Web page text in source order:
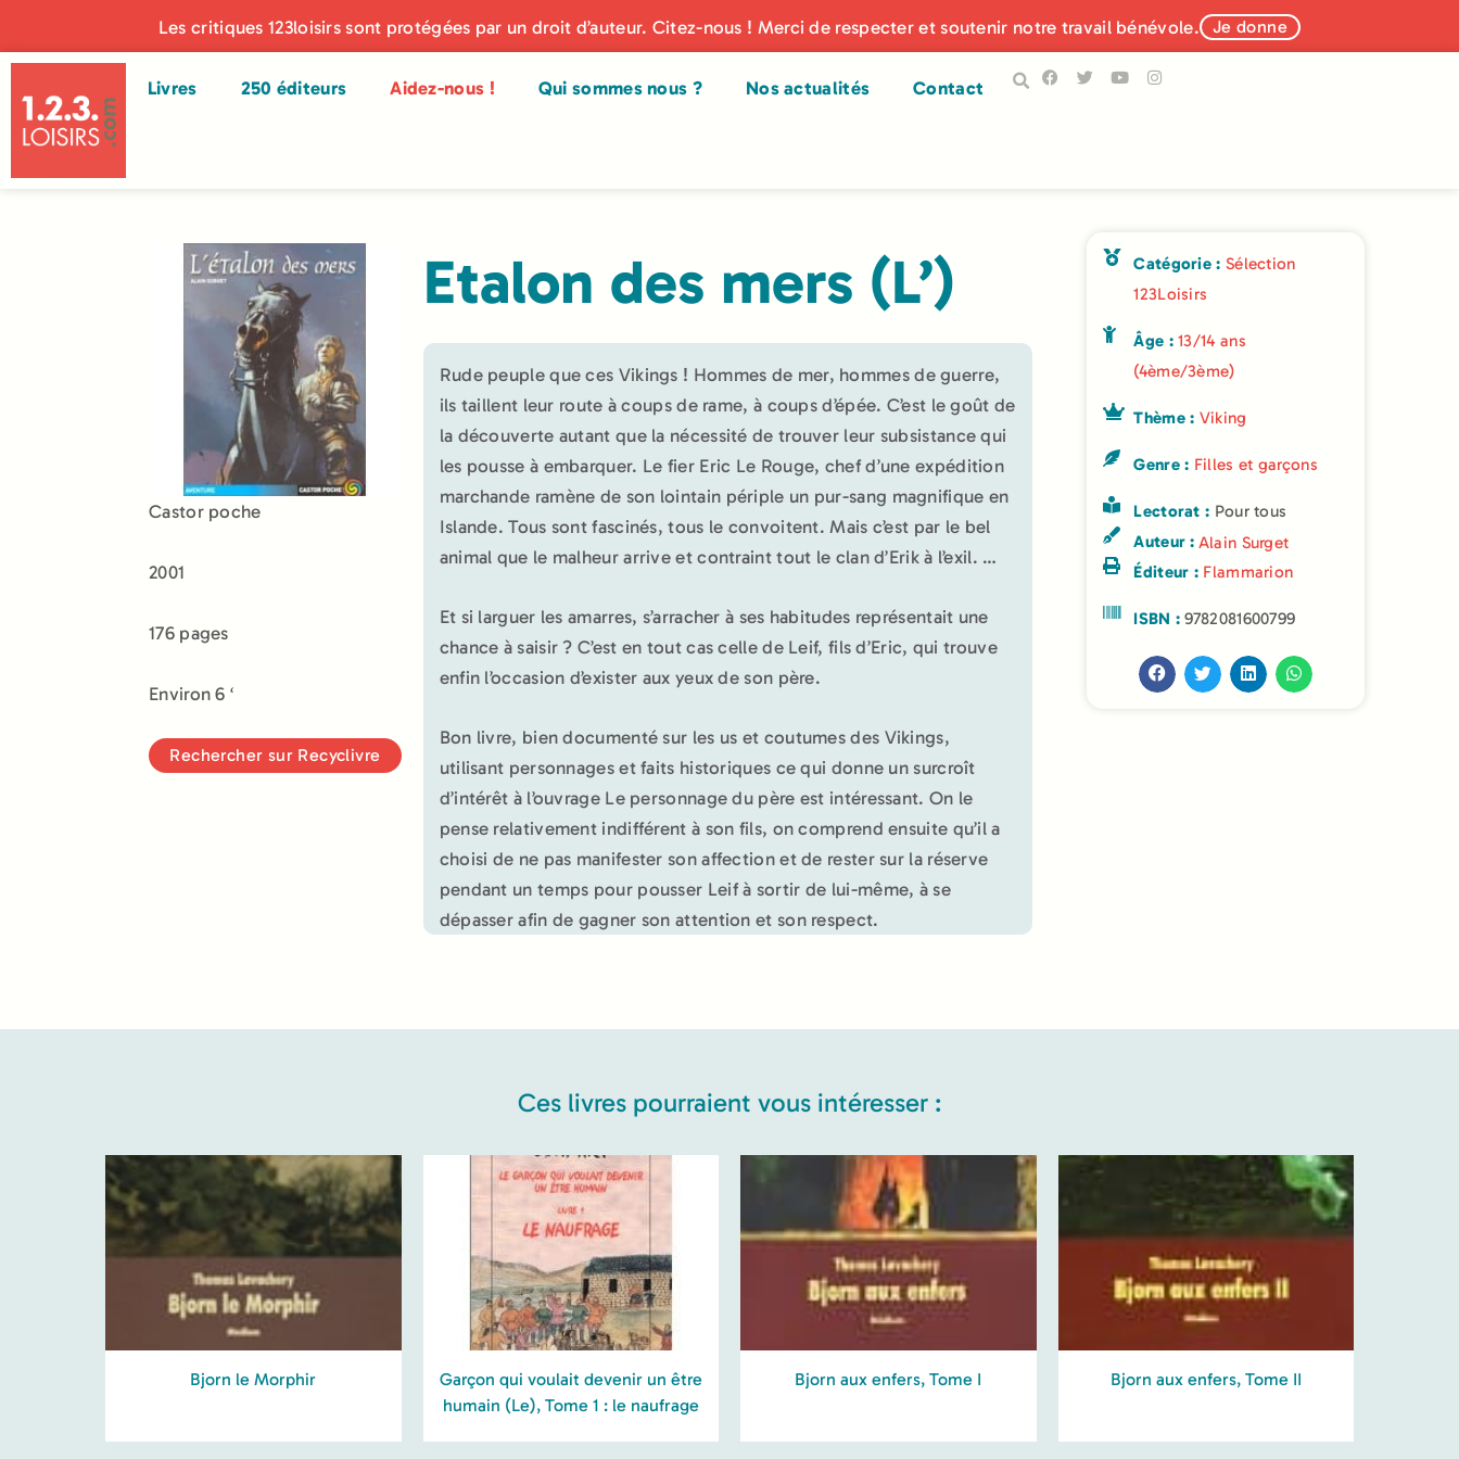
Les critiques 123loisirs sont protégées par un droit d’auteur. Citez-nous ! Merci de respecter et soutenir notre travail bénévole. Je donne
Livres 250 éditeurs Aidez-nous ! Qui sommes nous ? Nos actualités Contact
Castor poche
2001
176 pages
Environ 6 ‘
Rechercher sur Recyclivre
Etalon des mers (L’)
Rude peuple que ces Vikings ! Hommes de mer, hommes de guerre,
ils taillent leur route à coups de rame, à coups d’épée. C’est le goût de
la découverte autant que la nécessité de trouver leur subsistance qui
les pousse à embarquer. Le fier Eric Le Rouge, chef d’une expédition
marchande ramène de son lointain périple un pur-sang magnifique en
Islande. Tous sont fascinés, tous le convoitent. Mais c’est par le bel
animal que le malheur arrive et contraint tout le clan d’Erik à l’exil. …
Et si larguer les amarres, s’arracher à ses habitudes représentait une
chance à saisir ? C’est en tout cas celle de Leif, fils d’Eric, qui trouve
enfin l’occasion d’exister aux yeux de son père.
Bon livre, bien documenté sur les us et coutumes des Vikings,
utilisant personnages et faits historiques ce qui donne un surcroît
d’intérêt à l’ouvrage Le personnage du père est intéressant. On le
pense relativement indifférent à son fils, on comprend ensuite qu’il a
choisi de ne pas manifester son affection et de rester sur la réserve
pendant un temps pour pousser Leif à sortir de lui-même, à se
dépasser afin de gagner son attention et son respect.
Catégorie : Sélection
123Loisirs
Âge :13/14 ans
(4ème/3ème)
Thème : Viking
Genre : Filles et garçons
Lectorat : Pour tous
Auteur : Alain Surget
Éditeur : Flammarion
ISBN :9782081600799
Ces livres pourraient vous intéresser :
Bjorn le Morphir
Garçon qui voulait devenir un être
humain (Le), Tome 1 : le naufrage
Bjorn aux enfers, Tome I Bjorn aux enfers, Tome II